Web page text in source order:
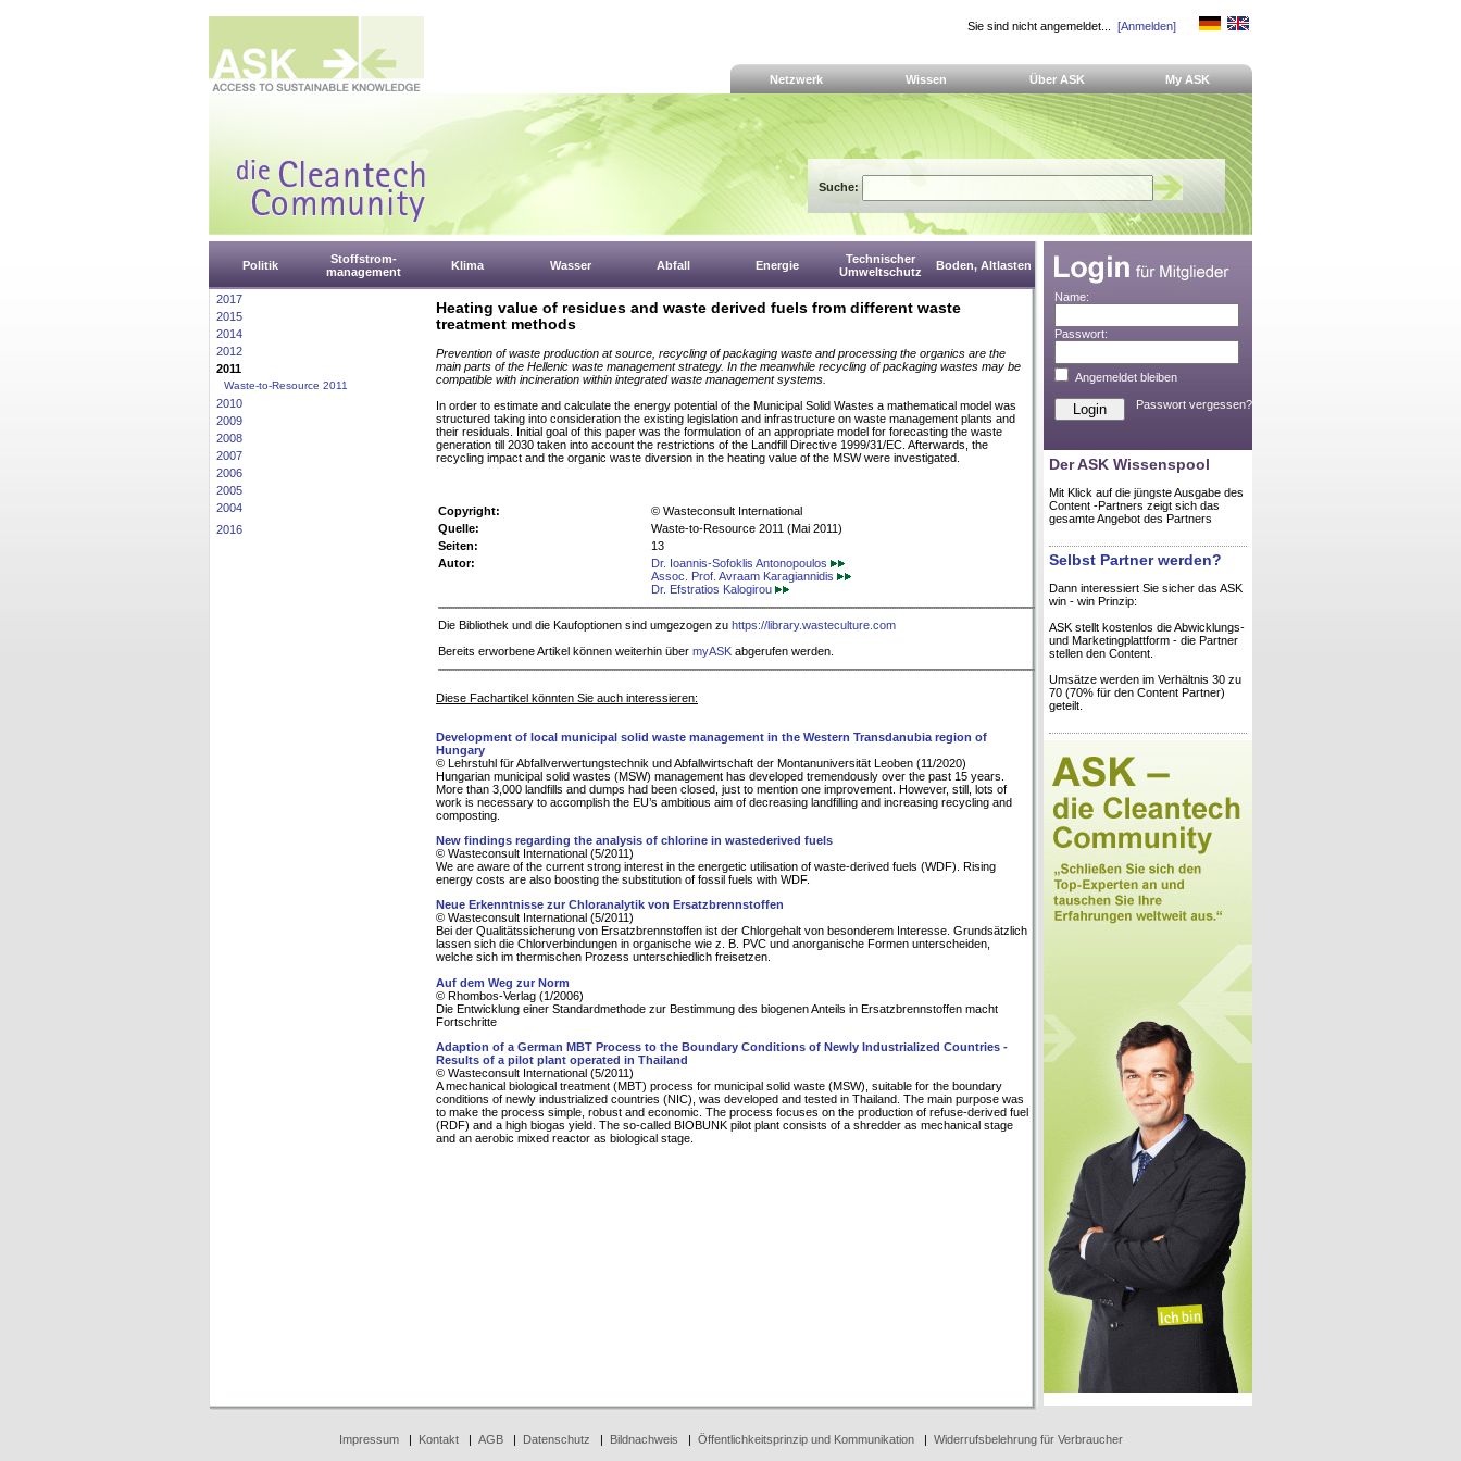
Sie sind nicht angemeldet... [Anmelden]
Netzwerk Wissen Über ASK My ASK
Suche:
Politik
Stoffstrom-
management
Klima Wasser Abfall Energie
Technischer
Umweltschutz
Boden, Altlasten
2017
2015
2014
2012
2011
Waste-to-Resource 2011
2010
2009
2008
2007
2006
2005
2004
2016
Heating value of residues and waste derived fuels from different waste
treatment methods
Prevention of waste production at source, recycling of packaging waste and processing the organics are the
main parts of the Hellenic waste management strategy. In the meanwhile recycling of packaging wastes may be
compatible with incineration within integrated waste management systems.
In order to estimate and calculate the energy potential of the Municipal Solid Wastes a mathematical model was
structured taking into consideration the existing legislation and infrastructure on waste management plants and
their residuals. Initial goal of this paper was the formulation of an appropriate model for forecasting the waste
generation till 2030 taken into account the restrictions of the Landfill Directive 1999/31/EC. Afterwards, the
recycling impact and the organic waste diversion in the heating value of the MSW were investigated.
Copyright:
© Wasteconsult International
Quelle:
Waste-to-Resource 2011 (Mai 2011)
Seiten:
13
Autor:
Dr. Ioannis-Sofoklis Antonopoulos
Assoc. Prof. Avraam Karagiannidis
Dr. Efstratios Kalogirou
Die Bibliothek und die Kaufoptionen sind umgezogen zu https://library.wasteculture.com
Bereits erworbene Artikel können weiterhin über myASK abgerufen werden.
Diese Fachartikel könnten Sie auch interessieren:
Development of local municipal solid waste management in the Western Transdanubia region of
Hungary
© Lehrstuhl für Abfallverwertungstechnik und Abfallwirtschaft der Montanuniversität Leoben (11/2020)
Hungarian municipal solid wastes (MSW) management has developed tremendously over the past 15 years.
More than 3,000 landfills and dumps had been closed, just to mention one improvement. However, still, lots of
work is necessary to accomplish the EU’s ambitious aim of decreasing landfilling and increasing recycling and
composting.
New findings regarding the analysis of chlorine in wastederived fuels
© Wasteconsult International (5/2011)
We are aware of the current strong interest in the energetic utilisation of waste-derived fuels (WDF). Rising
energy costs are also boosting the substitution of fossil fuels with WDF.
Neue Erkenntnisse zur Chloranalytik von Ersatzbrennstoffen
© Wasteconsult International (5/2011)
Bei der Qualitätssicherung von Ersatzbrennstoffen ist der Chlorgehalt von besonderem Interesse. Grundsätzlich
lassen sich die Chlorverbindungen in organische wie z. B. PVC und anorganische Formen unterscheiden,
welche sich im thermischen Prozess unterschiedlich freisetzen.
Auf dem Weg zur Norm
© Rhombos-Verlag (1/2006)
Die Entwicklung einer Standardmethode zur Bestimmung des biogenen Anteils in Ersatzbrennstoffen macht
Fortschritte
Adaption of a German MBT Process to the Boundary Conditions of Newly Industrialized Countries -
Results of a pilot plant operated in Thailand
© Wasteconsult International (5/2011)
A mechanical biological treatment (MBT) process for municipal solid waste (MSW), suitable for the boundary
conditions of newly industrialized countries (NIC), was developed and tested in Thailand. The main purpose was
to make the process simple, robust and economic. The process focuses on the production of refuse-derived fuel
(RDF) and a high biogas yield. The so-called BIOBUNK pilot plant consists of a shredder as mechanical stage
and an aerobic mixed reactor as biological stage.
Name:
Passwort:
Angemeldet bleiben
Passwort vergessen?
Der ASK Wissenspool
Mit Klick auf die jüngste Ausgabe des
Content -Partners zeigt sich das
gesamte Angebot des Partners
Selbst Partner werden?
Dann interessiert Sie sicher das ASK
win - win Prinzip:
ASK stellt kostenlos die Abwicklungs-
und Marketingplattform - die Partner
stellen den Content.
Umsätze werden im Verhältnis 30 zu
70 (70% für den Content Partner)
geteilt.
Impressum| Kontakt| AGB| Datenschutz | Bildnachweis | Öffentlichkeitsprinzip und Kommunikation| Widerrufsbelehrung für Verbraucher